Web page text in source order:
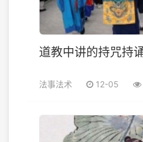
道教中讲的持咒持
法事法术 12-05